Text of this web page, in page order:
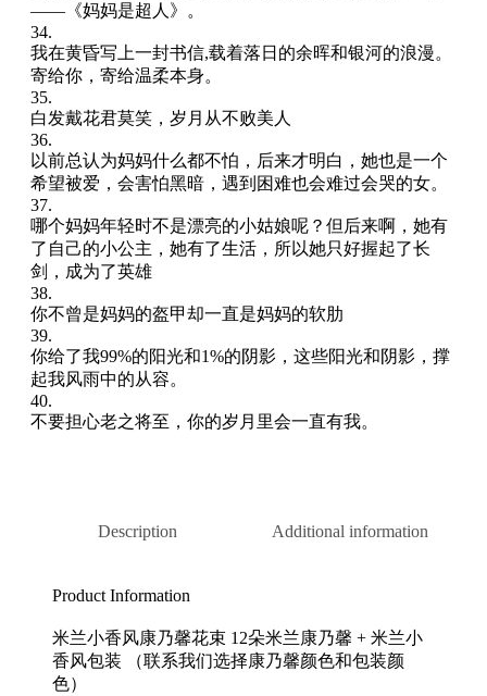
——《妈妈是超人》。
34.
我在黄昏写上一封书信,载着落日的余晖和银河的浪漫。
寄给你，寄给温柔本身。
35.
白发戴花君莫笑，岁月从不败美人
36.
以前总认为妈妈什么都不怕，后来才明白，她也是一个
希望被爱，会害怕黑暗，遇到困难也会难过会哭的女。
37.
哪个妈妈年轻时不是漂亮的小姑娘呢？但后来啊，她有
了自己的小公主，她有了生活，所以她只好握起了长
剑，成为了英雄
38.
你不曾是妈妈的盔甲却一直是妈妈的软肋
39.
你给了我99%的阳光和1%的阴影，这些阳光和阴影，撑
起我风雨中的从容。
40.
不要担心老之将至，你的岁月里会一直有我。
Description Additional information
Product Information
米兰小香风康乃馨花束 12朵米兰康乃馨 + 米兰小
香风包装 （联系我们选择康乃馨颜色和包装颜
色）